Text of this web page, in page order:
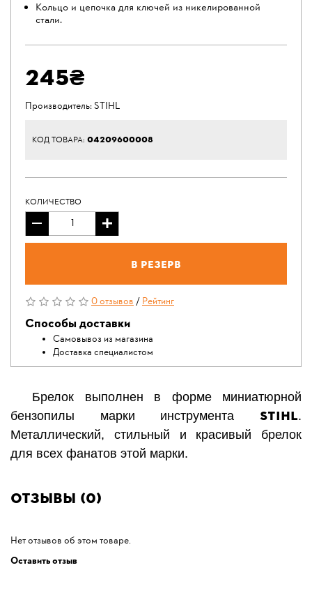
Кольцо и цепочка для ключей из никелированной
стали.
245₴
Производитель:STIHL
КОД ТОВАРА: 04209600008
КОЛИЧЕСТВО
В резерв
0 отзывов/Рейтинг
Способы доставки
Самовывоз из магазина
Доставка специалистом
Брелок выполнен в форме миниатюрной
бензопилы марки инструмента STIHL.
Металлический, стильный и красивый брелок
для всех фанатов этой марки.
Отзывы (0)
Нет отзывов об этом товаре.
Оставить отзыв